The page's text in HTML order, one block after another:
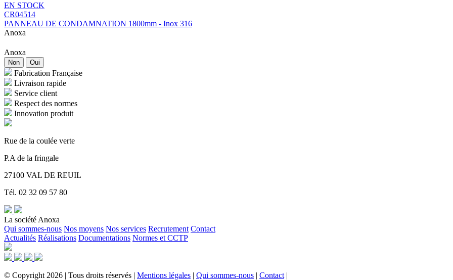
EN STOCK
CR04514
PANNEAU DE CONDAMNATION 1800mm - Inox 316
Anoxa
Anoxa
Non Oui
Fabrication Française
Livraison rapide
Service client
Respect des normes
Innovation produit
Rue de la coulée verte
P.A de la fringale
27100 VAL DE REUIL
Tél. 02 32 09 57 80
La société Anoxa
Qui sommes-nous Nos moyens Nos services Recrutement Contact
Actualités Réalisations Documentations Normes et CCTP
© Copyright 2026 | Tous droits réservés | Mentions légales | Qui sommes-nous | Contact |